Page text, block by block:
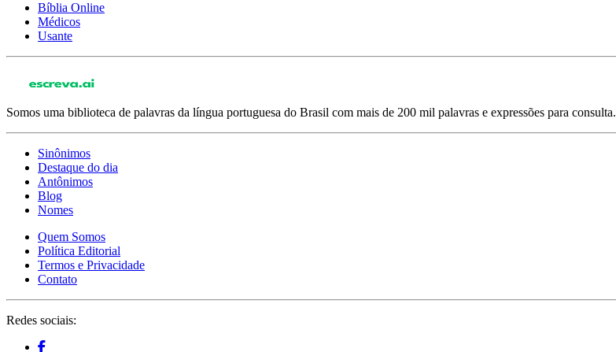
Bíblia Online
Médicos
Usante
Somos uma biblioteca de palavras da língua portuguesa do Brasil com mais de 200 mil palavras e expressões para consulta.
Sinônimos
Destaque do dia
Antônimos
Blog
Nomes
Quem Somos
Política Editorial
Termos e Privacidade
Contato
Redes sociais: